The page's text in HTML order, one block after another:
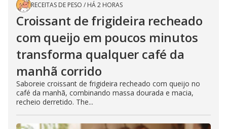
RECEITAS DE PESO / HÁ 2 HORAS
Croissant de frigideira recheado
com queijo em poucos minutos
transforma qualquer café da
manhã corrido
Saboreie croissant de frigideira recheado com queijo no
café da manhã, combinando massa dourada e macia,
recheio derretido. The...